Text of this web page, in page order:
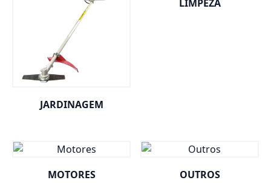
JARDINAGEM
LIMPEZA
MOTORES OUTROS